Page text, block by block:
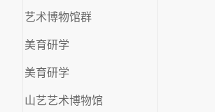
艺术博物馆群
美育研学
美育研学
山艺艺术博物馆